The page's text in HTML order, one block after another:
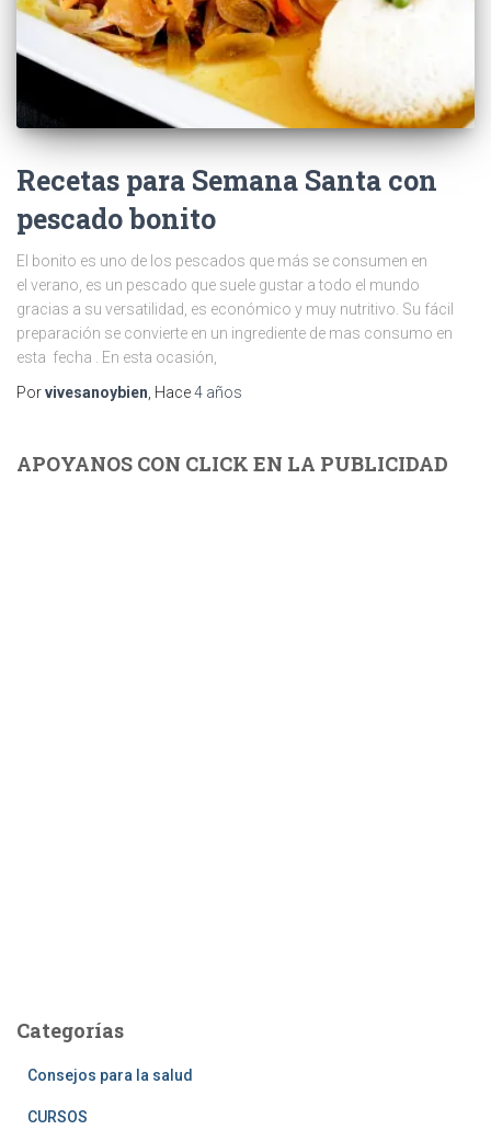
Recetas para Semana Santa con
pescado bonito
El bonito es uno de los pescados que más se consumen en
el verano, es un pescado que suele gustar a todo el mundo
gracias a su versatilidad, es económico y muy nutritivo. Su fácil
preparación se convierte en un ingrediente de mas consumo en
esta fecha . En esta ocasión,
Porvivesanoybien , Hace4 años
APOYANOS CON CLICK EN LA PUBLICIDAD
Categorías
Consejos para la salud
CURSOS